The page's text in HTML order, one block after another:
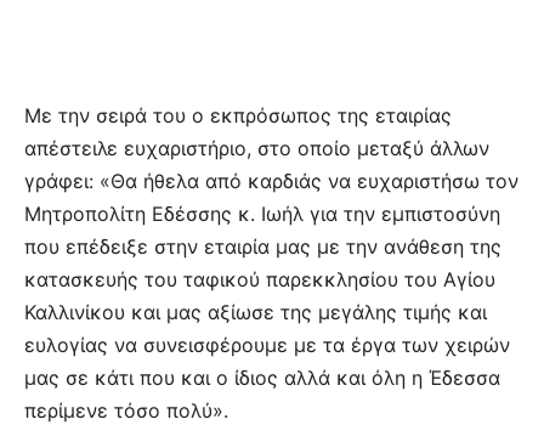
Με την σειρά του ο εκπρόσωπος της εταιρίας
απέστειλε ευχαριστήριο, στο οποίο μεταξύ άλλων
γράφει: «Θα ήθελα από καρδιάς να ευχαριστήσω τον
Μητροπολίτη Εδέσσης κ. Ιωήλ για την εμπιστοσύνη
που επέδειξε στην εταιρία μας με την ανάθεση της
κατασκευής του ταφικού παρεκκλησίου του Αγίου
Καλλινίκου και μας αξίωσε της μεγάλης τιμής και
ευλογίας να συνεισφέρουμε με τα έργα των χειρών
μας σε κάτι που και ο ίδιος αλλά και όλη η Έδεσσα
περίμενε τόσο πολύ».